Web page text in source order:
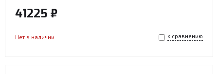
41225 ₽
к сравнению
Нет в наличии